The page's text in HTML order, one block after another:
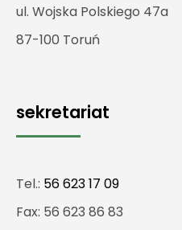
ul. Wojska Polskiego 47a
87-100 Toruń
sekretariat
Tel.: 56 623 17 09
Fax: 56 623 86 83